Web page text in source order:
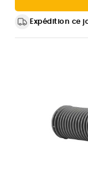
Expédition ce